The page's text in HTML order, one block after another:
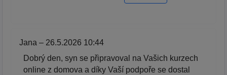
Jana – 26.5.2026 10:44
Dobrý den, syn se připravoval na Vašich kurzech
online z domova a díky Vaší podpoře se dostal